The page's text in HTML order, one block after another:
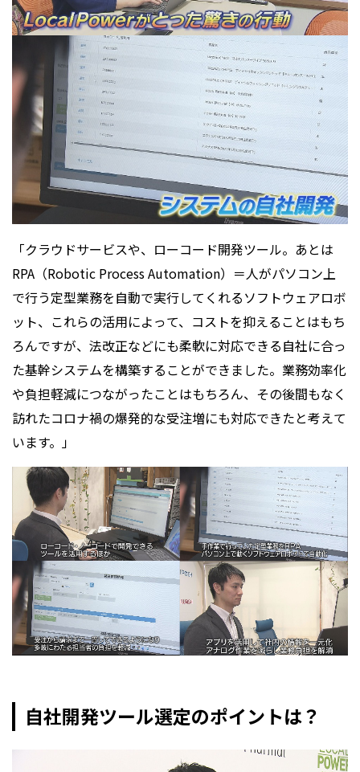
「クラウドサービスや、ローコード開発ツール。あとは
RPA（Robotic Process Automation）＝人がパソコン上
で行う定型業務を自動で実行してくれるソフトウェアロボ
ット、これらの活用によって、コストを抑えることはもち
ろんですが、法改正などにも柔軟に対応できる自社に合っ
た基幹システムを構築することができました。業務効率化
や負担軽減につながったことはもちろん、その後間もなく
訪れたコロナ禍の爆発的な受注増にも対応できたと考えて
います。」
自社開発ツール選定のポイントは？